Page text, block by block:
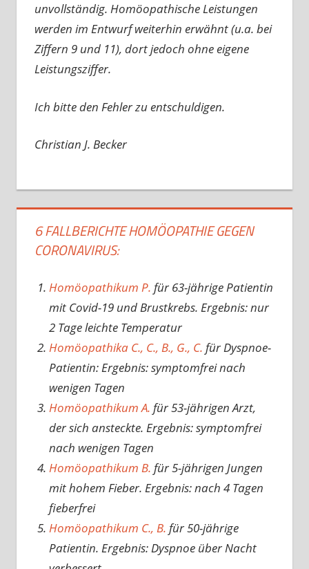
unvollständig. Homöopathische Leistungen
werden im Entwurf weiterhin erwähnt (u.a. bei
Ziffern 9 und 11), dort jedoch ohne eigene
Leistungsziffer.
Ich bitte den Fehler zu entschuldigen.
Christian J. Becker
6 FALLBERICHTE HOMÖOPATHIE GEGEN
CORONAVIRUS:
Homöopathikum P. für 63-jährige Patientin
mit Covid-19 und Brustkrebs. Ergebnis: nur
2 Tage leichte Temperatur
Homöopathika C., C., B., G., C. für Dyspnoe-
Patientin: Ergebnis: symptomfrei nach
wenigen Tagen
Homöopathikum A. für 53-jährigen Arzt,
der sich ansteckte. Ergebnis: symptomfrei
nach wenigen Tagen
Homöopathikum B. für 5-jährigen Jungen
mit hohem Fieber. Ergebnis: nach 4 Tagen
fieberfrei
Homöopathikum C., B. für 50-jährige
Patientin. Ergebnis: Dyspnoe über Nacht